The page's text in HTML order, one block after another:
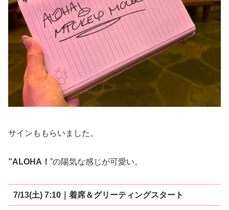
サインももらいました。
”ALOHA！ ”の陽気な感じが可愛い。
7/13(土) 7:10｜着席＆グリーティングスタート